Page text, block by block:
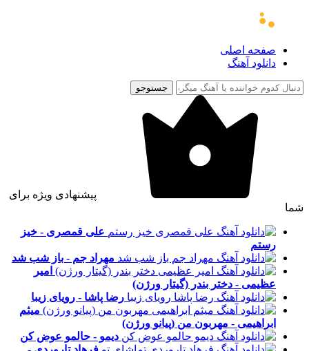
صفحه اصلی
دانلود آهنگ
جستوجو
پیشنهادی ویژه برای
شما
علی قمصری - خیز
رستم
مهراد جم - باز شب شد
امیر
عظیمی - دختر بندر (گیتار ورژن)
رضا پاشا - رویای زیبا
میثم
ابراهیمی - مهربون من (پیانو ورژن)
دیمو - حالمو عوض کن